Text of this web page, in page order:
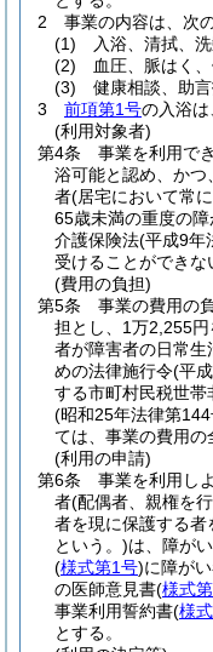
2
事業の内容は、次
(1)
入浴、清拭、
(2)
血圧、脈はく
(3)
健康相談、助
3
前項第1号の入浴は
(利用対象者)
第4条
事業を利用で
浴可能と認め、か
者(居宅において常
65歳未満の重度の
介護保険法(平成9年
受けることができな
(費用の負担)
第5条
事業の費用の
担とし、1万2,255円
者が障害者の日常生
めの法律施行令(平
する市町村民税世
(昭和25年法律第144
ては、事業の費用の
(利用の申請)
第6条
事業を利用し
者(配偶者、親権を
者を現に保護する
という。)は、障が
(様式第1号)に障が
の医師意見書(様式
事業利用誓約書(様
とする。